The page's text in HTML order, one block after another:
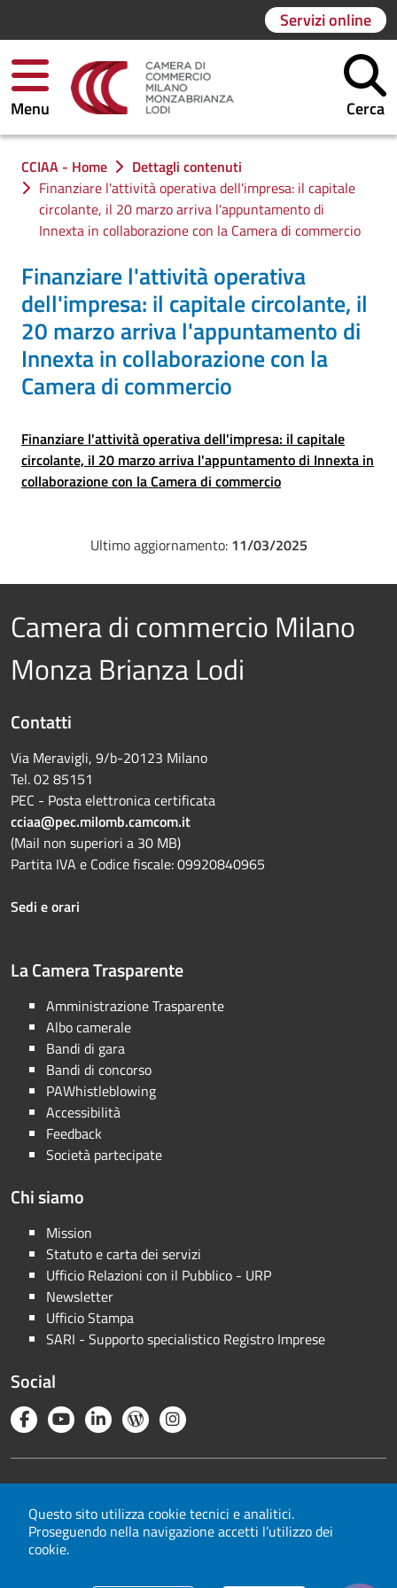
Questo sito utilizza cookie tecnici e analitici.
Proseguendo nella navigazione accetti l’utilizzo dei
cookie.
Servizi online
Menu Cerca
Ti trovi in:
CCIAA - Home
Dettagli contenuti
Finanziare l'attività operativa dell'impresa: il capitale
circolante, il 20 marzo arriva l'appuntamento di
Innexta in collaborazione con la Camera di commercio
Finanziare l'attività operativa
dell'impresa: il capitale circolante, il
20 marzo arriva l'appuntamento di
Innexta in collaborazione con la
Camera di commercio
Finanziare l'attività operativa dell'impresa: il capitale
circolante, il 20 marzo arriva l'appuntamento di Innexta in
collaborazione con la Camera di commercio
Ultimo aggiornamento: 11/03/2025
Camera di commercio Milano
Monza Brianza Lodi
Contatti
Via Meravigli, 9/b-20123 Milano
Tel. 02 85151
PEC - Posta elettronica certificata
cciaa@pec.milomb.camcom.it
(Mail non superiori a 30 MB)
Partita IVA e Codice fiscale: 09920840965
Sedi e orari
La Camera Trasparente
Amministrazione Trasparente
Albo camerale
Bandi di gara
Bandi di concorso
PAWhistleblowing
Accessibilità
Feedback
Società partecipate
Chi siamo
Mission
Statuto e carta dei servizi
Ufficio Relazioni con il Pubblico - URP
Newsletter
Ufficio Stampa
SARI - Supporto specialistico Registro Imprese
Social
Note legali
Privacy
Cookie
Mappa del sito